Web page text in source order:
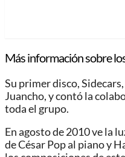
Más información sobre
Su primer disco,
Juancho, y contó la
toda el grupo.
En agosto de 2010 ve la
de César Pop al piano y